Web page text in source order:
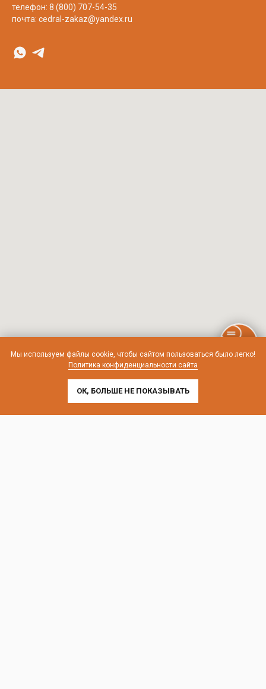
Мы используем файлы cookie, чтобы сайтом пользоваться было легко!
Политика конфиденциальности сайта
ОК, БОЛЬШЕ НЕ ПОКАЗЫВАТЬ
телефон: 8 (800) 707-54-35
почта: cedral-zakaz@yandex.ru